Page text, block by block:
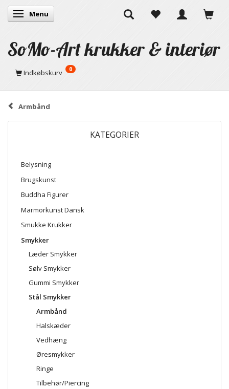
Skifte navigation
Menu
SoMo-Art krukker & interiør
Indkøbskurv 0
Armbånd
KATEGORIER
Belysning
Brugskunst
Buddha Figurer
Marmorkunst Dansk
Smukke Krukker
Smykker
Læder Smykker
Sølv Smykker
Gummi Smykker
Stål Smykker
Armbånd
Halskæder
Vedhæng
Øresmykker
Ringe
Tilbehør/Piercing